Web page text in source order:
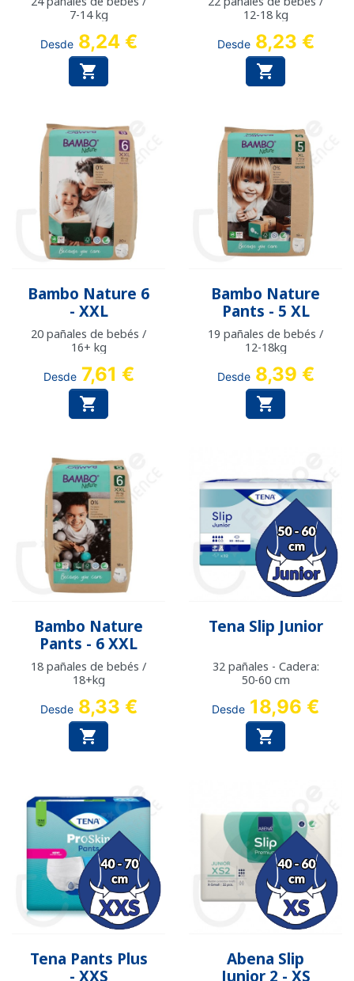
7-14 kg
Desde 8,24 €

12-18 kg
Desde 8,23 €

Bambo Nature 6
- XXL
20 pañales de bebés /
16+ kg
Desde 7,61 €

Bambo Nature
Pants - 5 XL
19 pañales de bebés /
12-18kg
Desde 8,39 €

Bambo Nature
Pants - 6 XXL
18 pañales de bebés /
18+kg
Desde 8,33 €

Tena Slip Junior
32 pañales - Cadera:
50-60 cm
Desde 18,96 €

Tena Pants Plus
- XXS
Abena Slip
Junior 2 - XS